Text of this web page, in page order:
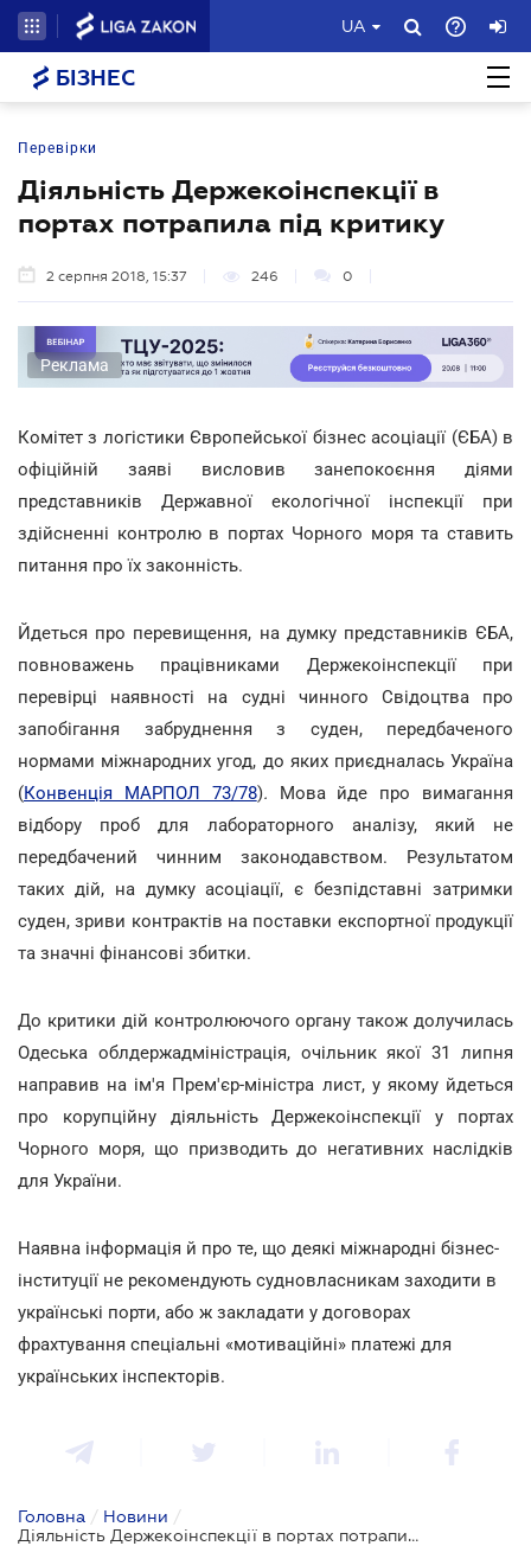
UA
БІЗНЕС
Перевірки
Діяльність Держекоінспекції в
портах потрапила під критику
2 серпня 2018, 15:37 246 0
Реклама
Комітет з логістики Європейської бізнес асоціації (ЄБА) в
офіційній заяві висловив занепокоєння діями
представників Державної екологічної інспекції при
здійсненні контролю в портах Чорного моря та ставить
питання про їх законність.
Йдеться про перевищення, на думку представників ЄБА,
повноважень працівниками Держекоінспекції при
перевірці наявності на судні чинного Свідоцтва про
запобігання забруднення з суден, передбаченого
нормами міжнародних угод, до яких приєдналась Україна
(Конвенція МАРПОЛ 73/78). Мова йде про вимагання
відбору проб для лабораторного аналізу, який не
передбачений чинним законодавством. Результатом
таких дій, на думку асоціації, є безпідставні затримки
суден, зриви контрактів на поставки експортної продукції
та значні фінансові збитки.
До критики дій контролюючого органу також долучилась
Одеська облдержадміністрація, очільник якої 31 липня
направив на ім'я Прем'єр-міністра лист, у якому йдеться
про корупційну діяльність Держекоінспекції у портах
Чорного моря, що призводить до негативних наслідків
для України.
Наявна інформація й про те, що деякі міжнародні бізнес-
інституції не рекомендують судновласникам заходити в
українські порти, або ж закладати у договорах
фрахтування спеціальні «мотиваційні» платежі для
українських інспекторів.
Головна / Новини /
Діяльність Держекоінспекції в портах потрапила під критику